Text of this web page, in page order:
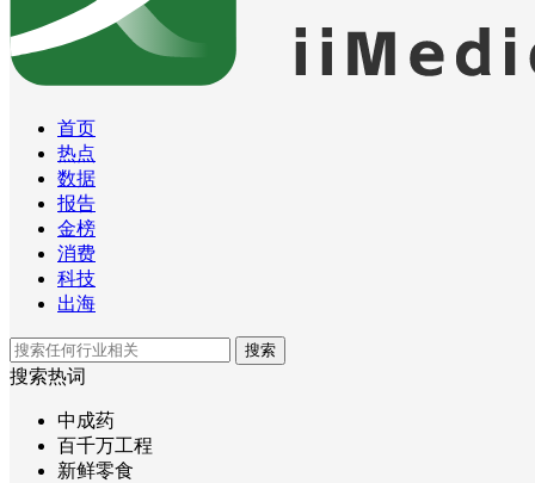
首页
热点
数据
报告
金榜
消费
科技
出海
搜索
搜索热词
中成药
百千万工程
新鲜零食